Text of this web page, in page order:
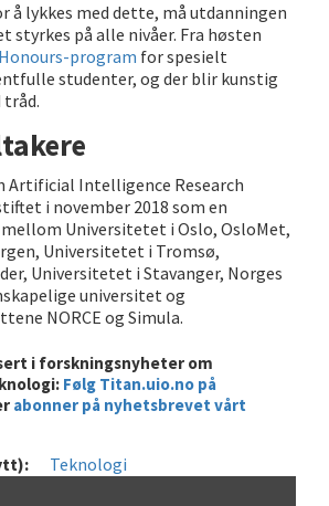
å lykkes med dette, må utdanningen
styrkes på alle nivåer. Fra høsten
Honours-program for spesielt
studenter, og der blir kunstig
Artificial Intelligence Research
i november 2018 som en
Universitetet i Oslo, OsloMet,
Universitetet i Tromsø,
Universitetet i Stavanger, Norges
universitet og
NORCE og Simula.
i forskningsnyheter om
Følg Titan.uio.no på
abonner på nyhetsbrevet vårt
Teknologi